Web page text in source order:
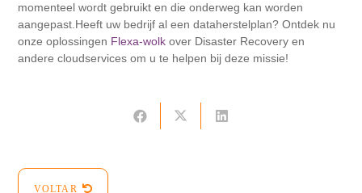
momenteel wordt gebruikt en die onderweg kan worden
aangepast.Heeft uw bedrijf al een dataherstelplan? Ontdek nu
onze oplossingen Flexa-wolk over Disaster Recovery en
andere cloudservices om u te helpen bij deze missie!
VOLTAR